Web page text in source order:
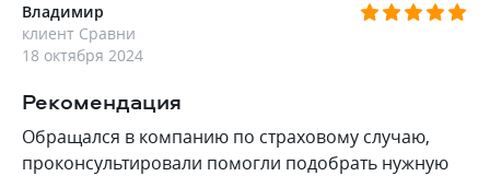
Владимир
клиент Сравни
18 октября 2024
Рекомендация
Обращался в компанию по страховому случаю,
проконсультировали помогли подобрать нужную